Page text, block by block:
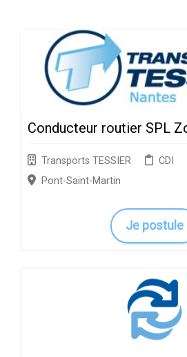
Conducteur routier SPL
Transports TESSIER CDI
Pont-Saint-Martin
Je postule